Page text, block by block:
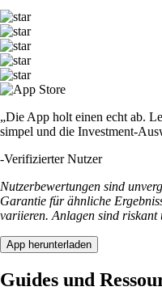
„Die App holt einen echt ab.
simpel und die Investment-
-Verifizierter Nutzer
Nutzerbewertungen sind
Garantie für ähnliche
variieren. Anlagen sind riskant
App herunterladen
Guides und